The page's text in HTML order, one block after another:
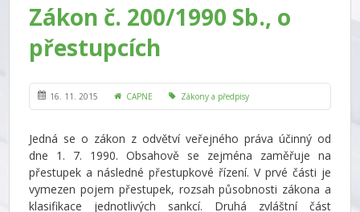
Zákon č. 200/1990 Sb., o
přestupcích
16. 11. 2015 CAPNE Zákony a předpisy
Jedná se o zákon z odvětví veřejného práva účinný od
dne 1. 7. 1990. Obsahově se zejména zaměřuje na
přestupek a následné přestupkové řízení. V prvé části je
vymezen pojem přestupek, rozsah působnosti zákona a
klasifikace jednotlivých sankcí. Druhá zvláštní část